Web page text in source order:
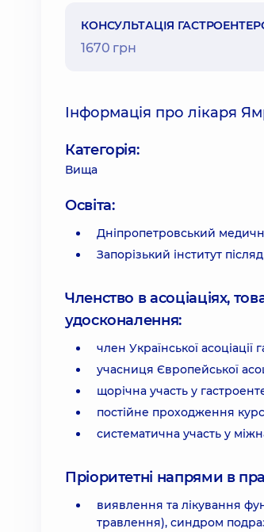
КОНСУЛЬТАЦІЯ
1670 грн
Інформація про лікаря
Категорія:
Вища
Освіта:
Дніпропетровський
Запорізький інститут
Членство в асоціаціях,
удосконалення:
член Української асоціації
учасниця Європейської
щорічна участь у
постійне проходження
систематична участь у
Пріоритетні напрями в
виявлення та лікування
травлення), синдром